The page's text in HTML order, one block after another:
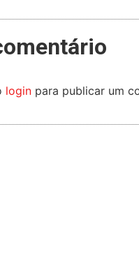
login para publicar um